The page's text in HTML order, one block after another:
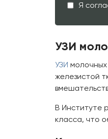
Я
УЗИ
УЗИ
железистой
В Институте
класса, что